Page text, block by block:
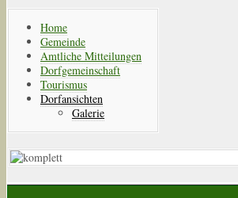
Home
Gemeinde
Amtliche Mitteilungen
Dorfgemeinschaft
Tourismus
Dorfansichten
Galerie